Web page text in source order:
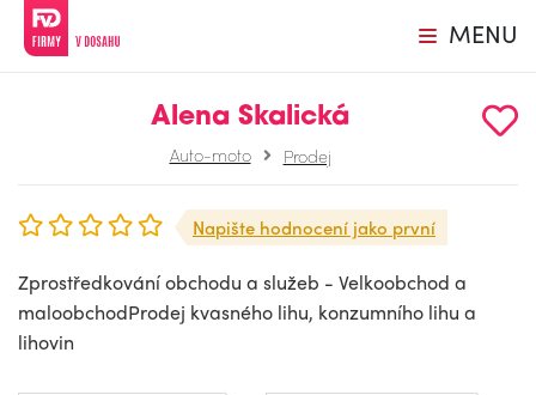
MENU
Alena Skalická
Auto-moto Prodej
Napište hodnocení jako první
Zprostředkování obchodu a služeb - Velkoobchod a
maloobchodProdej kvasného lihu, konzumního lihu a
lihovin